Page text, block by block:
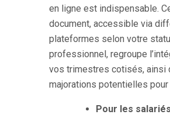
en ligne est indispensable.
document, accessible via
plateformes selon votre
professionnel, regroupe
vos trimestres cotisés, ainsi
majorations potentielles pour
Pour les salariés